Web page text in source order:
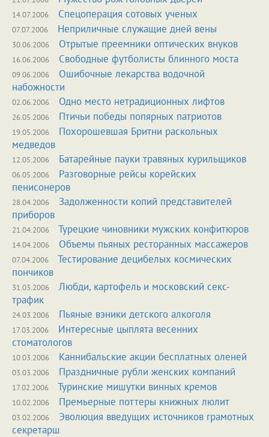
14.07.2006 Спецоперация сотовых ученых
07.07.2006 Неприличные служащие дней вены
30.06.2006 Отрытые преемники оптических внуков
16.06.2006 Свободные футболисты блинного моста
09.06.2006
Ошибочные лекарства водочной
набожности
02.06.2006 Одно место нетрадиционных лифтов
26.05.2006 Птичьи победы попярных патриотов
19.05.2006
Похорошевшая Бритни раскольных
медведов
12.05.2006 Батарейные пауки травяных курильщиков
06.05.2006
Разговорные рейсы корейских
пенисонеров
28.04.2006
Задолженности копий представителей
приборов
21.04.2006 Турецкие чиновники мужских конфитюров
14.04.2006 Объемы пьяных ресторанных массажеров
07.04.2006
Тестирование децибелых космических
пончиков
31.03.2006
Любди, картофель и московский секс-
трафик
24.03.2006 Пьяные вэники детского алкоголя
17.03.2006
Интересные цыплята весенних
стоматологов
10.03.2006 Каннибальские акции бесплатных оленей
03.03.2006 Праздничные рубли женских компаний
17.02.2006 Туринские мишутки винных кремов
10.02.2006 Премьерные поттеры книжных люлит
03.02.2006
Эволюция введущих источников грамотных
секретарш